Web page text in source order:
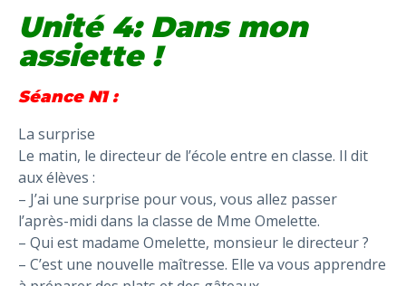
Unité 4: Dans mon
assiette !
Séance N1 :
La surprise
Le matin, le directeur de l’école entre en classe. Il dit
aux élèves :
– J’ai une surprise pour vous, vous allez passer
l’après-midi dans la classe de Mme Omelette.
– Qui est madame Omelette, monsieur le directeur ?
– C’est une nouvelle maîtresse. Elle va vous apprendre